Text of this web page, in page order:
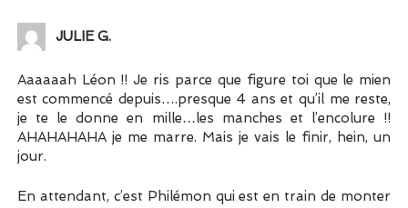
JULIE G.
Aaaaaah Léon !! Je ris parce que figure toi que le mien
est commencé depuis….presque 4 ans et qu’il me reste,
je te le donne en mille…les manches et l’encolure !!
AHAHAHAHA je me marre. Mais je vais le finir, hein, un
jour.
En attendant, c’est Philémon qui est en train de monter